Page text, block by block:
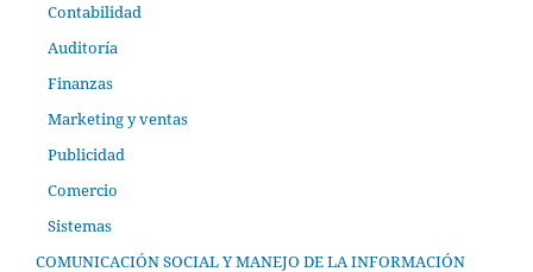
Contabilidad
Auditoría
Finanzas
Marketing y ventas
Publicidad
Comercio
Sistemas
COMUNICACIÓN SOCIAL Y MANEJO DE LA INFORMACIÓN